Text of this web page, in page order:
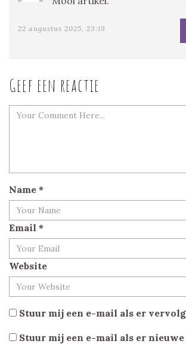
22 augustus 2025, 23:19
Geef een reactie
Name *
Email *
Website
Stuur mij een e-mail als er
Stuur mij een e-mail als er